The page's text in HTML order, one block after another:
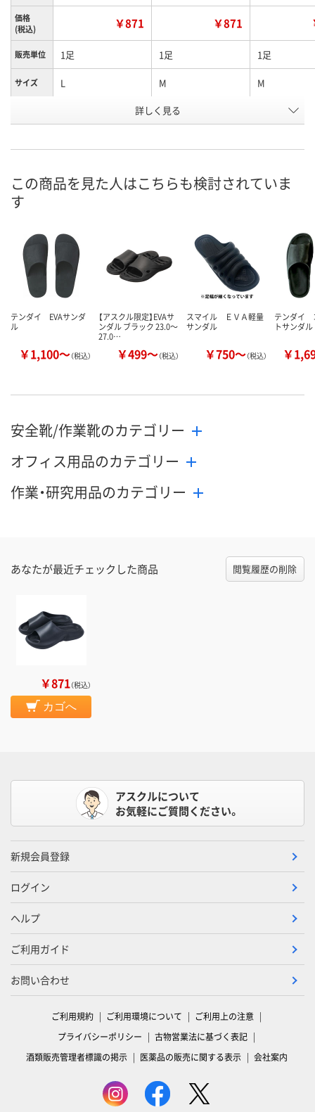
価格
(税込)
￥871 ￥871
販売単位 1足 1足 1足
サイズ L M M
グレー ブラック
号
お届け日
数量
カゴへ カゴへ カ
詳しく見る
この商品を見た人はこちらも検討されていま
す
テンダイ EVAサンダ
ル
￥1,100～（税込）
【アスクル限定】EVAサ
ンダル ブラック 23.0～
27.0…
￥499～（税込）
スマイル ＥＶＡ軽量
サンダル
￥750～（税込）
テンダイ
トサンダル
￥
安全靴/作業靴のカテゴリー
オフィス用品のカテゴリー
作業・研究用品のカテゴリー
あなたが最近チェックした商品 閲覧履歴の削除
￥871（税込）
カゴへ
アスクルについて
お気軽にご質問ください。
新規会員登録
ログイン
ヘルプ
ご利用ガイド
お問い合わせ
ご利用規約 ご利用環境について
ご利用上の注意
プライバシーポリシー
古物営業法に基づく表記
酒類販売管理者標識の掲示
医薬品の販売に関する表示 会社案内